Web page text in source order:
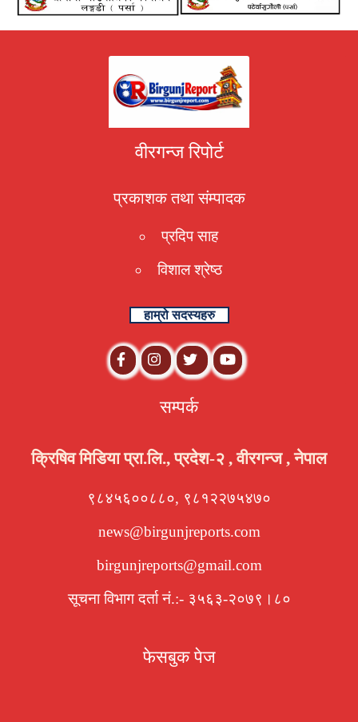
वीरगन्ज रिपोर्ट
प्रकाशक तथा संम्पादक
प्रदिप साह
विशाल श्रेष्ठ
हाम्रो सदस्यहरु
सम्पर्क
क्रिषिव मिडिया प्रा.लि., प्रदेश-२ , वीरगन्ज , नेपाल
९८४५६००८८०, ९८१२२७५४७०
news@birgunjreports.com
birgunjreports@gmail.com
सूचना विभाग दर्ता नं.:- ३५६३-२०७९।८०
फेसबुक पेज